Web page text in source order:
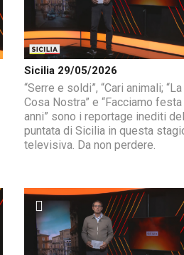
Sicilia 29/05/2026
“Serre e soldi”, “Cari animali;
Cosa Nostra” e “Facciamo
anni” sono i reportage inediti
puntata di Sicilia in questa
televisiva. Da non perdere.